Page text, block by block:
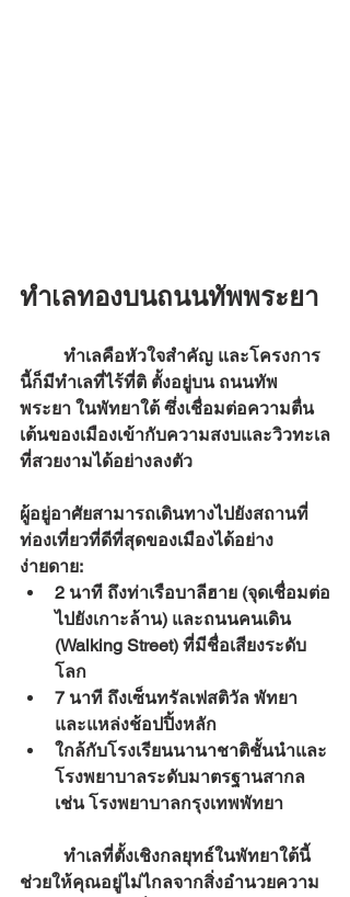
ทำเลทองบนถนนทัพพระยา
นี้ก็มีทำเลที่ไร้ที่ติ ตั้งอยู่บน ถนนทัพ
พระยา ในพัทยาใต้ ซึ่งเชื่อมต่อความตื่น
เต้นของเมืองเข้ากับความสงบและวิวทะเล
ที่สวยงามได้อย่างลงตัว
ผู้อยู่อาศัยสามารถเดินทางไปยังสถานที่
ท่องเที่ยวที่ดีที่สุดของเมืองได้อย่าง
ง่ายดาย:
2 นาที ถึงท่าเรือบาลีฮาย (จุดเชื่อมต่อ
ไปยังเกาะล้าน) และถนนคนเดิน
(Walking Street) ที่มีชื่อเสียงระดับ
โลก
7 นาที ถึงเซ็นทรัลเฟสติวัล พัทยา
และแหล่งช้อปปิ้งหลัก
ใกล้กับโรงเรียนนานาชาติชั้นนำและ
โรงพยาบาลระดับมาตรฐานสากล
เช่น โรงพยาบาลกรุงเทพพัทยา
ช่วยให้คุณอยู่ไม่ไกลจากสิ่งอำนวยความ